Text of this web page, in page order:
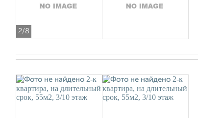
2/8